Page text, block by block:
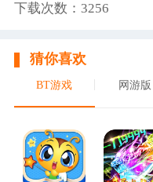
下载次数：3256
猜你喜欢
BT游戏 网游版